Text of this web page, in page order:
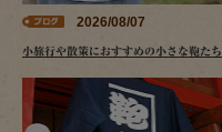
2026/08/07
小旅行や散策におすすめの小さな鞄たち